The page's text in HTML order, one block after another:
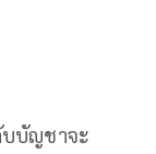
บบัญชาจะ